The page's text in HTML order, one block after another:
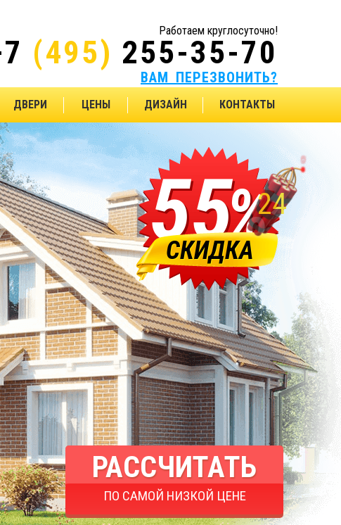
Работаем круглосуточно!
(495) 255-35-70
ВАМ ПЕРЕЗВОНИТЬ?
ДВЕРИ ЦЕНЫ ДИЗАЙН КОНТАКТЫ
55%
СКИДКА
РАССЧИТАТЬ
ПО САМОЙ НИЗКОЙ ЦЕНЕ
22